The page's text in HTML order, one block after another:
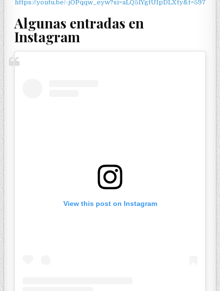
https://youtu.be/-jOPqqw_eyw?si=aLQ5lYgtUIpDLXty&t=597
Algunas entradas en
Instagram
View this post on Instagram